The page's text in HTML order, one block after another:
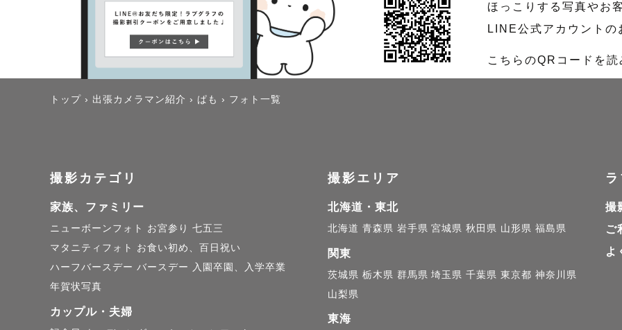
ほっこりする写真やお
LINE公式アカウント
こちらのQRコードを
トップ › 出張カメラマン紹介 › ぱも › フォト一覧
撮影カテゴリ
家族、ファミリー
ニューボーンフォト お宮参り 七五三
マタニティフォト
お食い初め、百日祝い
ハーフバースデー バースデー 入園卒園、入学卒業
年賀状写真
カップル・夫婦
撮影エリア
北海道・東北
北海道 青森県 岩手県 宮城県 秋田県 山形県 福島県
関東
茨城県 栃木県 群馬県 埼玉県 千葉県 東京都 神奈川県
山梨県
東海
撮
ご
よ